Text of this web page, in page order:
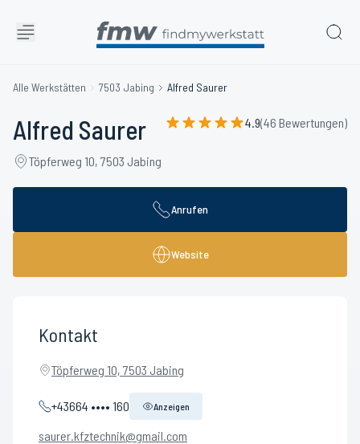
Alle Werkstätten 7503 Jabing Alfred Saurer
Alfred Saurer 4.9(46 Bewertungen)
Töpferweg 10, 7503 Jabing
Anrufen
Website
Kontakt
Töpferweg 10, 7503 Jabing
+43664 •••• 160 Anzeigen
saurer.kfztechnik@gmail.com